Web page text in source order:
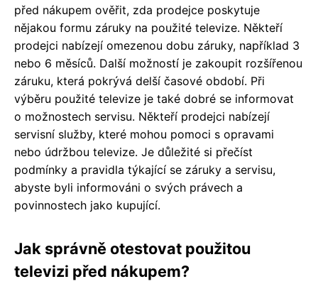
před nákupem ověřit, zda prodejce poskytuje
nějakou formu záruky na použité televize. Někteří
prodejci nabízejí omezenou dobu záruky, například 3
nebo 6 měsíců. Další možností je zakoupit rozšířenou
záruku, která pokrývá delší časové období. Při
výběru použité televize je také dobré se informovat
o možnostech servisu. Někteří prodejci nabízejí
servisní služby, které mohou pomoci s opravami
nebo údržbou televize. Je důležité si přečíst
podmínky a pravidla týkající se záruky a servisu,
abyste byli informováni o svých právech a
povinnostech jako kupující.
Jak správně otestovat použitou
televizi před nákupem?